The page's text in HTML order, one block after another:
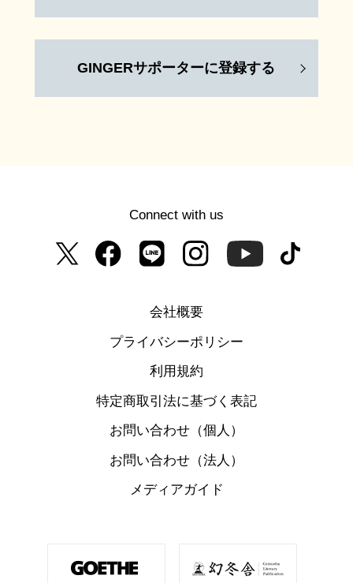
GINGERサポーターに登録する
Connect with us
会社概要
プライバシーポリシー
利用規約
特定商取引法に基づく表記
お問い合わせ（個人）
お問い合わせ（法人）
メディアガイド